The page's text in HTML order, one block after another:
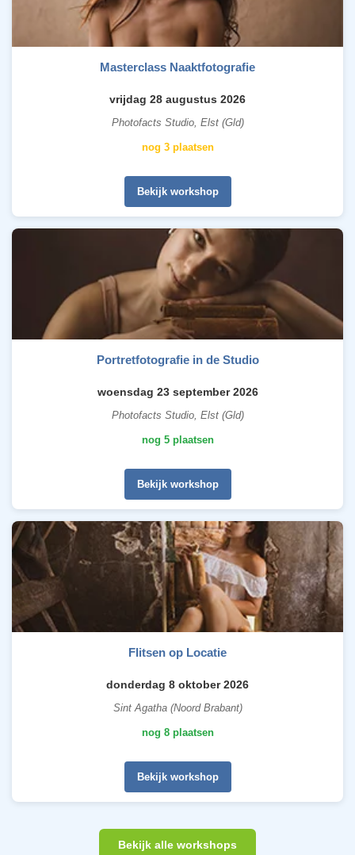
Masterclass Naaktfotografie
vrijdag 28 augustus 2026
Photofacts Studio, Elst (Gld)
nog 3 plaatsen
Bekijk workshop
Portretfotografie in de Studio
woensdag 23 september 2026
Photofacts Studio, Elst (Gld)
nog 5 plaatsen
Bekijk workshop
Flitsen op Locatie
donderdag 8 oktober 2026
Sint Agatha (Noord Brabant)
nog 8 plaatsen
Bekijk workshop
Bekijk alle workshops